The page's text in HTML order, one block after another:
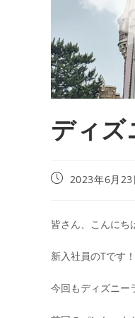
ディ
2023年6月23
皆さん、こんにち
新入社員のTです！
今回もディズニー